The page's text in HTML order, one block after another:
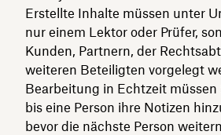
Erstellte Inhalte müssen unter
nur einem Lektor oder Prüfer,
Kunden, Partnern, der
weiteren Beteiligten vorgelegt
Bearbeitung in Echtzeit
bis eine Person ihre Notizen
bevor die nächste Person